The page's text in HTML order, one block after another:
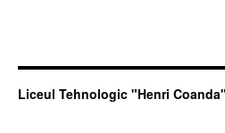
Liceul Tehnologic "Henri